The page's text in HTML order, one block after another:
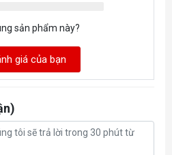
sản phẩm này?
giá của bạn